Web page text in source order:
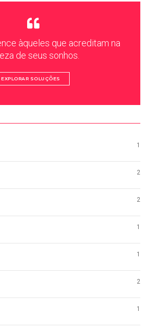
àqueles que acreditam na
de seus sonhos.
EXPLORAR SOLUÇÕES
1
2
2
1
1
2
1